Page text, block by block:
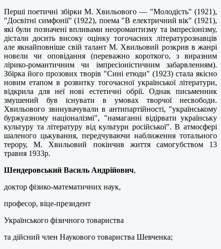
Перші поетичні збірки М. Хвильового — "Молодість" (1921),
"Досвітні симфонії" (1922), поема "В електричний вік" (1921),
які були позначені впливами неоромантизму та імпресіонізму,
дістали досить високу оцінку тогочасних літературознавців
але якнайповніше свій талант М. Хвильовий розкрив в жанрі
новели чи оповідання (переважно короткого, з виразним
лірико-романтичним чи імпресіоністичним забарвленням).
Збірка його прозових творів "Сині етюди" (1923) стала якісно
новим етапом в розвитку тогочасної української літератури,
відкрила для неї нові естетичні обрії. Однак письменник
змушений був існувати в умовах творчої несвободи.
Хвильового звинувачували в антипартійності, "українському
буржуазному націоналізмі", "намаганні відірвати українську
культуру та літературу від культури російської". В атмосфері
шаленого цькування, передчуваючи наближення тотального
терору, М. Хвильовий покінчив життя самогубством 13
травня 1933p.
Шендеровський Василь Андрійович,
доктор фізико-математичних наук,
професор, віце-президент
Українського фізичного товариства
та дійсний член Наукового товариства Шевченка;